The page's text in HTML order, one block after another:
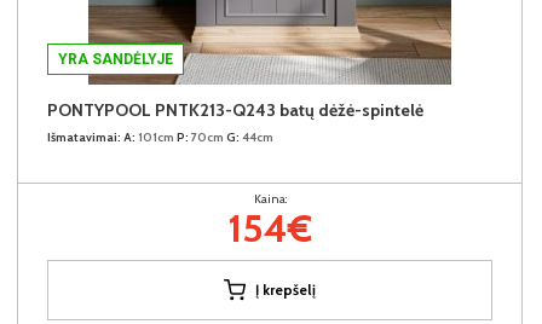
YRA SANDĖLYJE
PONTYPOOL PNTK213-Q243 batų dėžė-spintelė
Išmatavimai: A: 101cm P: 70cm G: 44cm
Kaina:
154€
Į krepšelį